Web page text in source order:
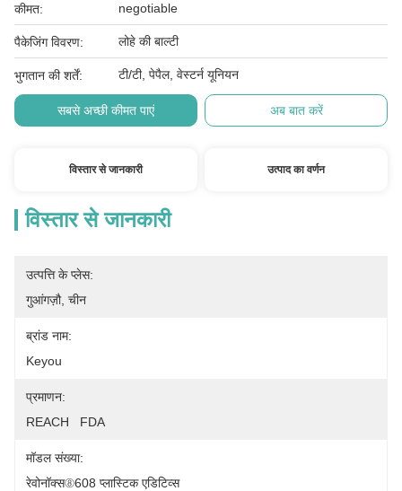
कीमत: negotiable
पैकेजिंग विवरण: लोहे की बाल्टी
भुगतान की शर्तें: टी/टी, पेपैल, वेस्टर्न यूनियन
सबसे अच्छी कीमत पाएं अब बात करें
विस्तार से जानकारी उत्पाद का वर्णन
विस्तार से जानकारी
उत्पत्ति के प्लेस:
गुआंगज़ौ, चीन
ब्रांड नाम:
Keyou
प्रमाणन:
REACH   FDA
मॉडल संख्या:
रेवोनॉक्स⑧608 प्लास्टिक एडिटिव्स